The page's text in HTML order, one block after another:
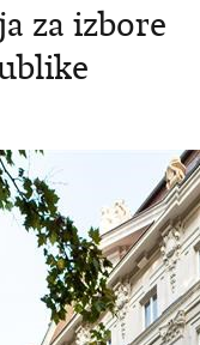
za izbore